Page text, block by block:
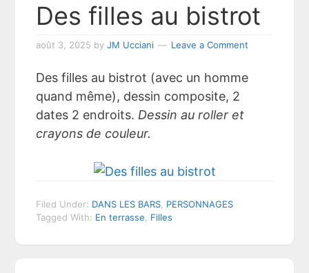
Des filles au bistrot
août 3, 2025 byJM Ucciani Leave a Comment
Des filles au bistrot (avec un homme
quand même), dessin composite, 2
dates 2 endroits.Dessin au roller et
crayons de couleur.
Filed Under: DANS LES BARS, PERSONNAGES
Tagged With: En terrasse, Filles